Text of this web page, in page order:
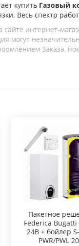
купить Газовый
Весь спектр
интернет-
могут
Заказа,
Пакетное
Federica Bugatti
24В + бойлер
PWR/PWL